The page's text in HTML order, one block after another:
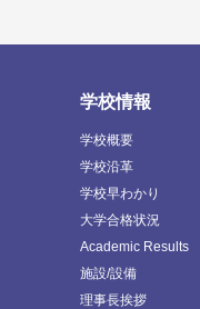
学校情報
学校概要
学校沿革
学校早わかり
大学合格状況
Academic Results
施設/設備
理事長挨拶